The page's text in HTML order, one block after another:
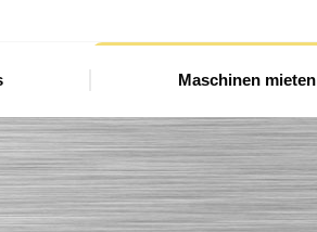
Maschinen mieten